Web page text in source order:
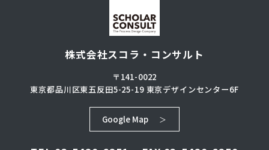
株式会社スコラ・コンサルト
〒141-0022
東京都品川区東五反田5-25-19東京デザインセンター6F
Google Map